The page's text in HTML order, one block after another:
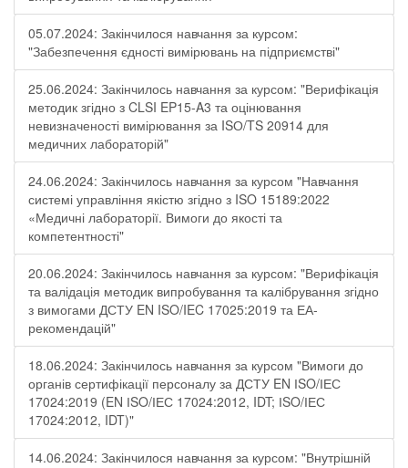
05.07.2024: Закінчилося навчання за курсом:
"Забезпечення єдності вимірювань на підприємстві"
25.06.2024: Закінчилось навчання за курсом: "Верифікація
методик згідно з CLSI EP15-A3 та оцінювання
невизначеності вимірювання за ISО/TS 20914 для
медичних лабораторій"
24.06.2024: Закінчилось навчання за курсом "Навчання
системі управління якістю згідно з ISO 15189:2022
«Медичні лабораторії. Вимоги до якості та
компетентності"
20.06.2024: Закінчилось навчання за курсом: "Верифікація
та валідація методик випробування та калібрування згідно
з вимогами ДСТУ EN ISO/IEC 17025:2019 та ЕА-
рекомендацій"
18.06.2024: Закінчилось навчання за курсом "Вимоги до
органів сертифікації персоналу за ДСТУ EN ІSO/ІЕС
17024:2019 (EN ІSO/ІЕС 17024:2012, IDT; ІSO/ІЕС
17024:2012, IDT)"
14.06.2024: Закінчилося навчання за курсом: "Внутрішній